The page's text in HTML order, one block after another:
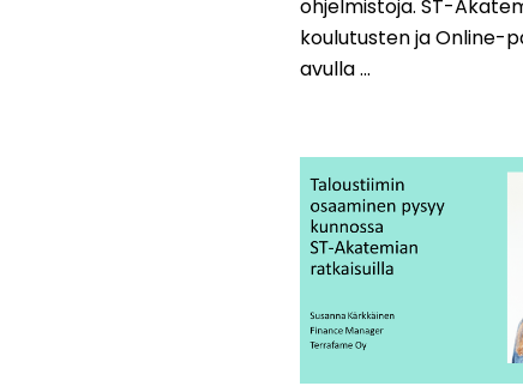
ohjelmistoja. ST-
koulutusten ja Online-
avulla ...